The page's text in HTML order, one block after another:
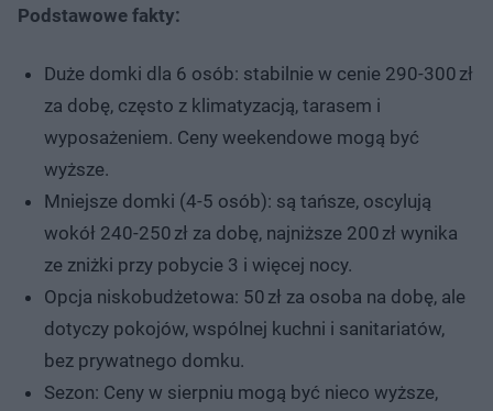
Podstawowe fakty:
Duże domki dla 6 osób: stabilnie w cenie 290-300 zł
za dobę, często z klimatyzacją, tarasem i
wyposażeniem. Ceny weekendowe mogą być
wyższe.
Mniejsze domki (4-5 osób): są tańsze, oscylują
wokół 240-250 zł za dobę, najniższe 200 zł wynika
ze zniżki przy pobycie 3 i więcej nocy.
Opcja niskobudżetowa: 50 zł za osoba na dobę, ale
dotyczy pokojów, wspólnej kuchni i sanitariatów,
bez prywatnego domku.
Sezon: Ceny w sierpniu mogą być nieco wyższe,